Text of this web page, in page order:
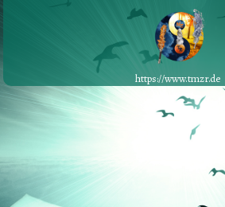
https://www.tmzr.de